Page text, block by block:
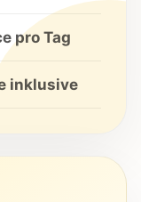
pro Tag
inklusive